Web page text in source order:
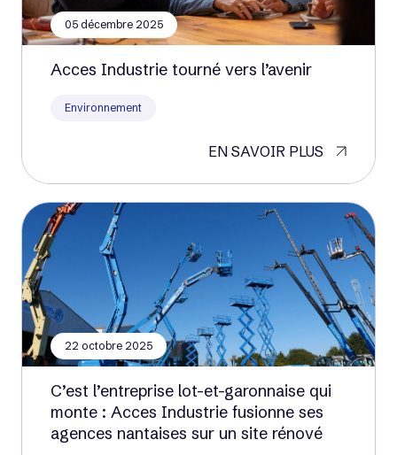
05 décembre 2025
Acces Industrie tourné vers l’avenir
Environnement
EN SAVOIR PLUS
22 octobre 2025
C’est l’entreprise lot-et-garonnaise qui
monte : Acces Industrie fusionne ses
agences nantaises sur un site rénové